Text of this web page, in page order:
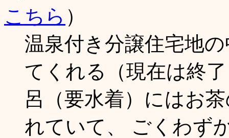
こちら ）
温泉付き分譲住宅地
てくれる（現在は終
呂（要水着）にはお
れていて、 ごくわず